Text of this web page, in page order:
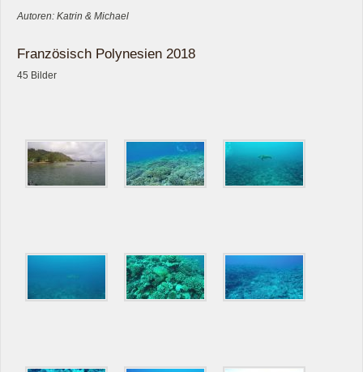
Autoren: Katrin & Michael
Französisch Polynesien 2018
45 Bilder